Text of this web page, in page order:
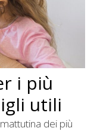
i più
utili
dei più